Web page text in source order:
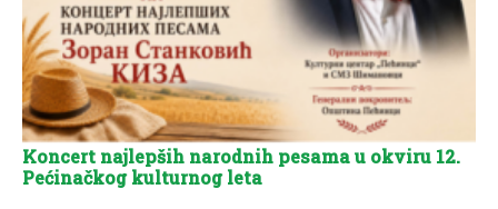
Koncert najlepših narodnih pesama u okviru 12.
Pećinačkog kulturnog leta